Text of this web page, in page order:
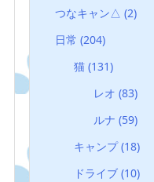
つなキャン△ (2)
日常 (204)
猫(131)
レオ (83)
ルナ (59)
キャンプ(18)
ドライブ(10)